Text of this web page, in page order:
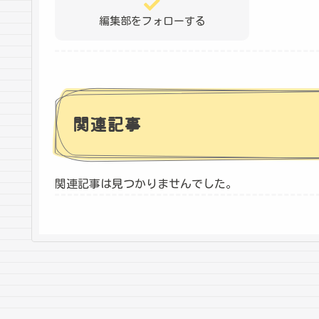
編集部をフォローする
関連記事
関連記事は見つかりませんでした。